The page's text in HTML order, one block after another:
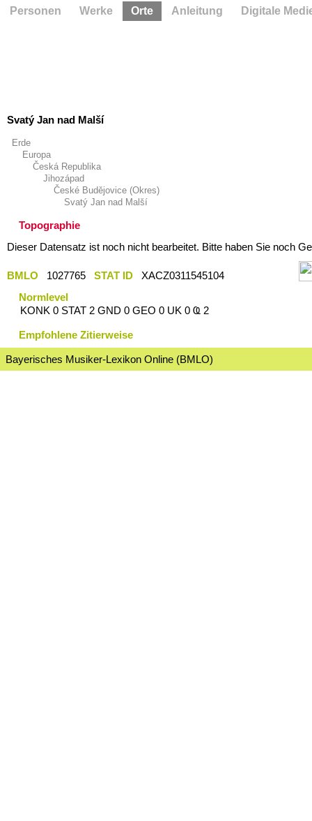
Svatý Jan nad Malší
Erde
Europa
Česká Republika
Jihozápad
České Budějovice (Okres)
Svatý Jan nad Malší
Topographie
Dieser Datensatz ist noch nicht bearbeitet. Bitte haben Sie noch
BMLO 1027765 STAT ID
XACZ0311545104
Normlevel
KONK 0 STAT 2 GND 0 GEO 0 UK 0 Ҩ 2
Empfohlene Zitierweise
Bayerisches Musiker-Lexikon Online (BMLO)
Personen Werke Orte Anleitung Digitale